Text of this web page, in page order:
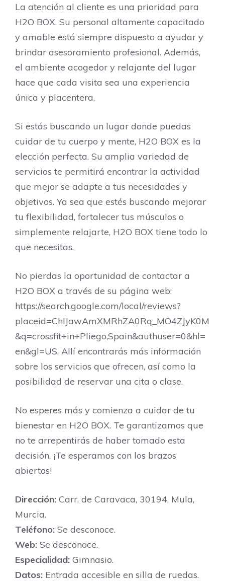
La atención al cliente es una prioridad para
H2O BOX. Su personal altamente capacitado
y amable está siempre dispuesto a ayudar y
brindar asesoramiento profesional. Además,
el ambiente acogedor y relajante del lugar
hace que cada visita sea una experiencia
única y placentera.
Si estás buscando un lugar donde puedas
cuidar de tu cuerpo y mente, H2O BOX es la
elección perfecta. Su amplia variedad de
servicios te permitirá encontrar la actividad
que mejor se adapte a tus necesidades y
objetivos. Ya sea que estés buscando mejorar
tu flexibilidad, fortalecer tus músculos o
simplemente relajarte, H2O BOX tiene todo lo
que necesitas.
No pierdas la oportunidad de contactar a
H2O BOX a través de su página web:
https://search.google.com/local/reviews?
placeid=ChIJawAmXMRhZA0Rq_MO4ZJyK0M
&q=crossfit+in+Pliego,Spain&authuser=0&hl=
en&gl=US. Allí encontrarás más información
sobre los servicios que ofrecen, así como la
posibilidad de reservar una cita o clase.
No esperes más y comienza a cuidar de tu
bienestar en H2O BOX. Te garantizamos que
no te arrepentirás de haber tomado esta
decisión. ¡Te esperamos con los brazos
abiertos!
Dirección: Carr. de Caravaca, 30194, Mula,
Murcia.
Teléfono: Se desconoce.
Web: Se desconoce.
Especialidad: Gimnasio.
Datos: Entrada accesible en silla de ruedas.